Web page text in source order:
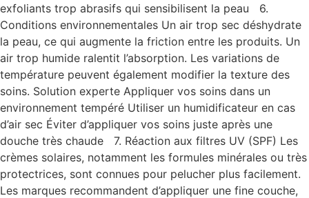
exfoliants trop abrasifs qui sensibilisent la peau 6.
Conditions environnementales Un air trop sec déshydrate
la peau, ce qui augmente la friction entre les produits. Un
air trop humide ralentit l’absorption. Les variations de
température peuvent également modifier la texture des
soins. Solution experte Appliquer vos soins dans un
environnement tempéré Utiliser un humidificateur en cas
d’air sec Éviter d’appliquer vos soins juste après une
douche très chaude 7. Réaction aux filtres UV (SPF) Les
crèmes solaires, notamment les formules minérales ou très
protectrices, sont connues pour pelucher plus facilement.
Les marques recommandent d’appliquer une fine couche,